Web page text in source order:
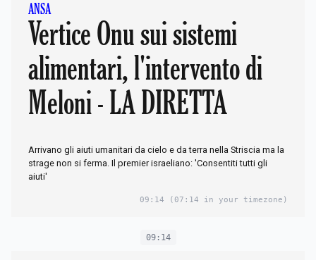
ANSA
Vertice Onu sui sistemi
alimentari, l'intervento di
Meloni - LA DIRETTA
Arrivano gli aiuti umanitari da cielo e da terra nella Striscia ma la
strage non si ferma. Il premier israeliano: 'Consentiti tutti gli
aiuti'
09:14 (07:14 in your timezone)
09:14